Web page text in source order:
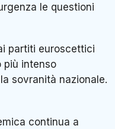
le questioni
partiti euroscettici
più intenso
sovranità nazionale.
continua a